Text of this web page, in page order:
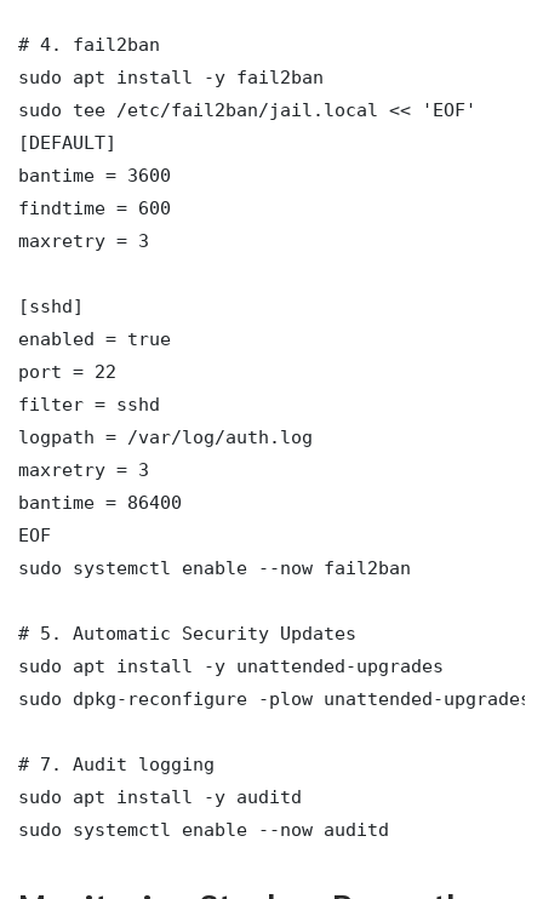
# 4. fail2ban
sudo apt install -y fail2ban
sudo tee /etc/fail2ban/jail.local << 'EOF'
[DEFAULT]
bantime = 3600
findtime = 600
maxretry = 3
[sshd]
enabled = true
port = 22
filter = sshd
logpath = /var/log/auth.log
maxretry = 3
bantime = 86400
EOF
sudo systemctl enable --now fail2ban
# 5. Automatic Security Updates
sudo apt install -y unattended-upgrades
sudo dpkg-reconfigure -plow unattended-upgrades
# 7. Audit logging
sudo apt install -y auditd
sudo systemctl enable --now auditd